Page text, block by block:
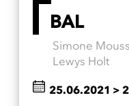
BAL
Simone
Lewys Holt
25.06.2021 >